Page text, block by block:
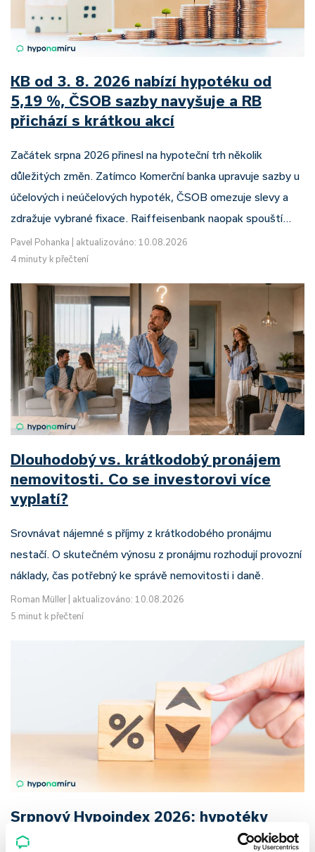
KB od 3. 8. 2026 nabízí hypotéku od
5,19 %, ČSOB sazby navyšuje a RB
přichází s krátkou akcí
Začátek srpna 2026 přinesl na hypoteční trh několik
důležitých změn. Zatímco Komerční banka upravuje sazby u
účelových i neúčelových hypoték, ČSOB omezuje slevy a
zdražuje vybrané fixace. Raiffeisenbank naopak spouští…
Pavel Pohanka
aktualizováno: 10.08.2026
4 minuty k přečtení
Dlouhodobý vs. krátkodobý pronájem
nemovitosti. Co se investorovi více
vyplatí?
Srovnávat nájemné s příjmy z krátkodobého pronájmu
nestačí. O skutečném výnosu z pronájmu rozhodují provozní
náklady, čas potřebný ke správě nemovitosti i daně.
Roman Müller
aktualizováno: 10.08.2026
5 minut k přečtení
Srpnový Hypoindex 2026: hypotéky
zdražují už pátý měsíc v řadě